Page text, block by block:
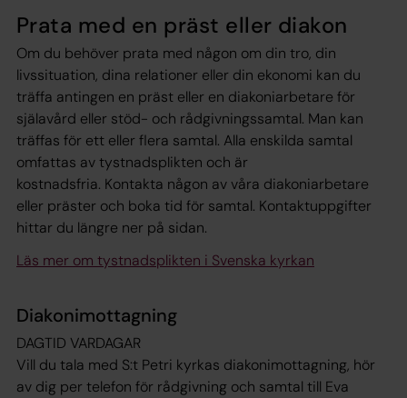
Prata med en präst eller diakon
Om du behöver prata med någon om din tro, din
livssituation, dina relationer eller din ekonomi kan du
träffa antingen en präst eller en diakoniarbetare för
själavård eller stöd- och rådgivningssamtal. Man kan
träffas för ett eller flera samtal. Alla enskilda samtal
omfattas av tystnadsplikten och är
kostnadsfria. Kontakta någon av våra diakoniarbetare
eller präster och boka tid för samtal. Kontaktuppgifter
hittar du längre ner på sidan.
Läs mer om tystnadsplikten i Svenska kyrkan
Diakonimottagning
DAGTID VARDAGAR
Vill du tala med S:t Petri kyrkas diakonimottagning, hör
av dig per telefon för rådgivning och samtal till Eva